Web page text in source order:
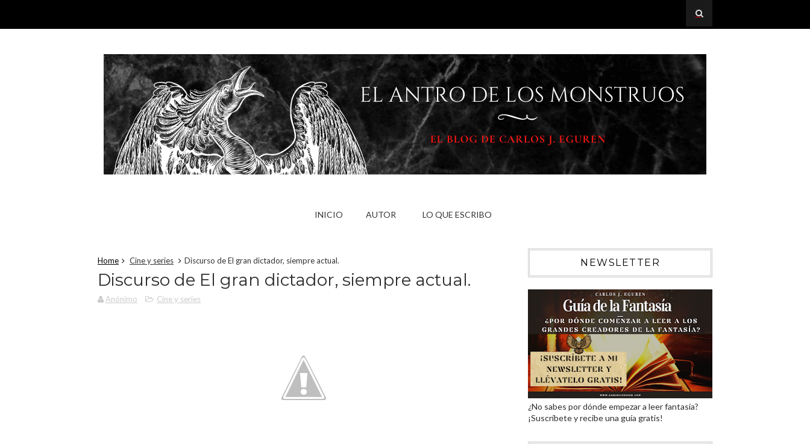
INICIO AUTOR LO QUE ESCRIBO
Home Cine y series Discurso de El gran dictador, siempre actual.
Discurso de El gran dictador, siempre actual.
Anónimo Cine y series
NEWSLETTER
¿No sabes por dónde empezar a leer fantasía?
¡Suscríbete y recibe una guía gratis!